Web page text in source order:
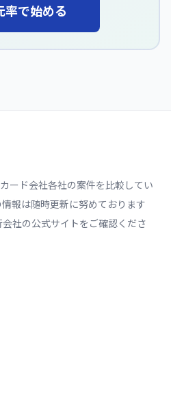
率で始める
ード会社各社の案件を比較してい
報は随時更新に努めております
社の公式サイトをご確認くださ